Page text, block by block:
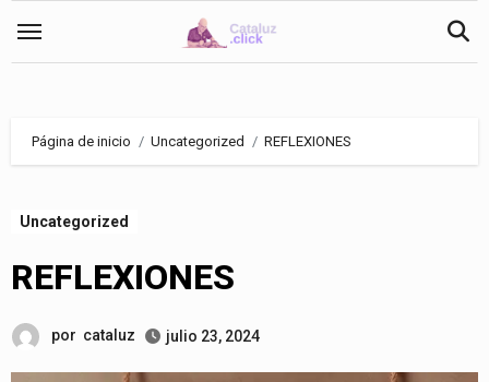
Página de inicio Uncategorized REFLEXIONES
Uncategorized
REFLEXIONES
por cataluz julio 23, 2024